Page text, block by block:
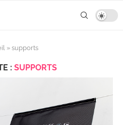
» supports
: SUPPORTS